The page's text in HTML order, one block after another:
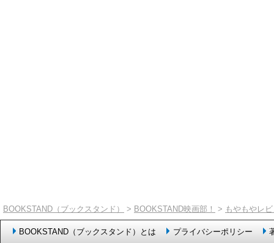
BOOKSTAND（ブックスタンド） > BOOKSTAND映画部！ > もやもやレ
BOOKSTAND（ブックスタンド）とは プライバシーポリシー